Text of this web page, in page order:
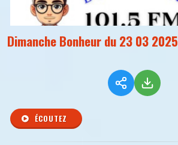
Dimanche Bonheur du 23 03 2025
ÉCOUTEZ